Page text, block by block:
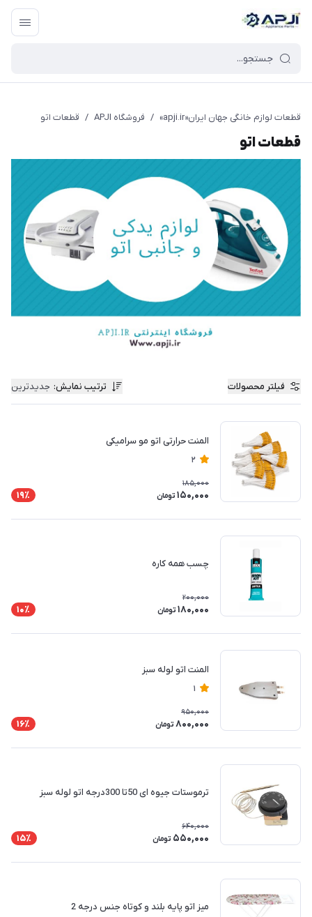
قطعات یدکی و جانبی لوازم خانگی جهان ایران
قطعات لوازم خانگی جهان ایران«apji.ir» / فروشگاه APJI / قطعات اتو
قطعات اتو
فیلتر محصولات ترتیب نمایش: جدیدترین
المنت حرارتی اتو مو سرامیکی
2
185,000
150,000 تومان 19٪
چسب همه کاره
200,000
180,000 تومان 10٪
المنت اتو لوله سبز
1
950,000
800,000 تومان 16٪
ترموستات جیوه ای 50تا 300درجه اتو لوله سبز
640,000
550,000 تومان 15٪
میز اتو پایه بلند و کوتاه جنس درجه 2